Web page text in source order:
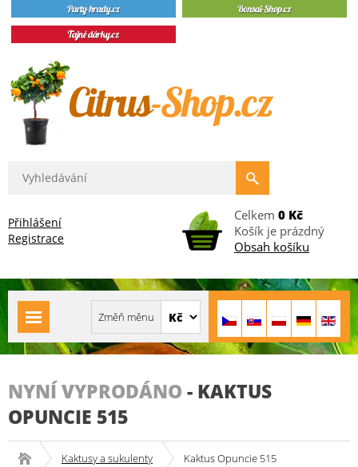
Přihlášení
Registrace
Celkem 0 Kč
Košík je prázdný
Obsah košíku
NYNÍ VYPRODÁNO - KAKTUS
OPUNCIE 515
Kaktusy a sukulenty Kaktus Opuncie 515